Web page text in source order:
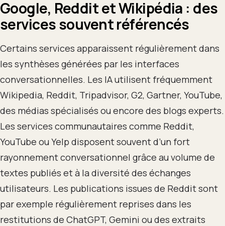
Google, Reddit et Wikipédia : des
services souvent référencés
Certains services apparaissent régulièrement dans
les synthèses générées par les interfaces
conversationnelles. Les IA utilisent fréquemment
Wikipedia, Reddit, Tripadvisor, G2, Gartner, YouTube,
des médias spécialisés ou encore des blogs experts.
Les services communautaires comme Reddit,
YouTube ou Yelp disposent souvent d’un fort
rayonnement conversationnel grâce au volume de
textes publiés et à la diversité des échanges
utilisateurs. Les publications issues de Reddit sont
par exemple régulièrement reprises dans les
restitutions de ChatGPT, Gemini ou des extraits